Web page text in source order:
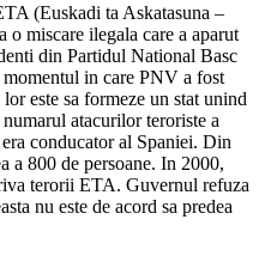
(Euskadi ta Askatasuna –
o miscare ilegala care a aparut
din Partidul National Basc
in care PNV a fost
este sa formeze un stat unind
atacurilor teroriste a
conducator al Spaniei. Din
a 800 de persoane. In 2000,
terorii ETA. Guvernul refuza
nu este de acord sa predea